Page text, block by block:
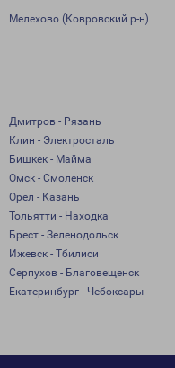
Мелехово (Ковровский р-н)
Дмитров - Рязань
Клин - Электросталь
Бишкек - Майма
Омск - Смоленск
Орел - Казань
Тольятти - Находка
Брест - Зеленодольск
Ижевск - Тбилиси
Серпухов - Благовещенск
Екатеринбург - Чебоксары